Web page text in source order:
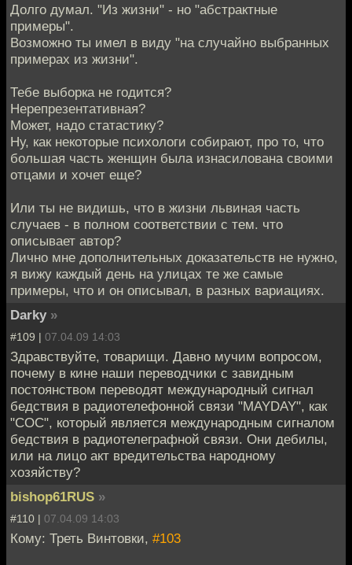
Долго думал. "Из жизни" - но "абстрактные
примеры".
Возможно ты имел в виду "на случайно выбранных
примерах из жизни".
Тебе выборка не годится?
Нерепрезентативная?
Может, надо статастику?
Ну, как некоторые психологи собирают, про то, что
большая часть женщин была изнасилована своими
отцами и хочет еще?
Или ты не видишь, что в жизни львиная часть
случаев - в полном соответствии с тем. что
описывает автор?
Лично мне дополнительных доказательств не нужно,
я вижу каждый день на улицах те же самые
примеры, что и он описывал, в разных вариациях.
Darky »
#109 | 07.04.09 14:03
Здравствуйте, товарищи. Давно мучим вопросом,
почему в кине наши переводчики с завидным
постоянством переводят международный сигнал
бедствия в радиотелефонной связи "MAYDAY", как
"СОС", который является международным сигналом
бедствия в радиотелеграфной связи. Они дебилы,
или на лицо акт вредительства народному
хозяйству?
bishop61RUS »
#110 | 07.04.09 14:03
Кому: Треть Винтовки, #103